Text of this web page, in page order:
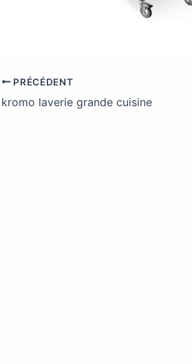
PRÉCÉDENT
kromo laverie grande cuisine